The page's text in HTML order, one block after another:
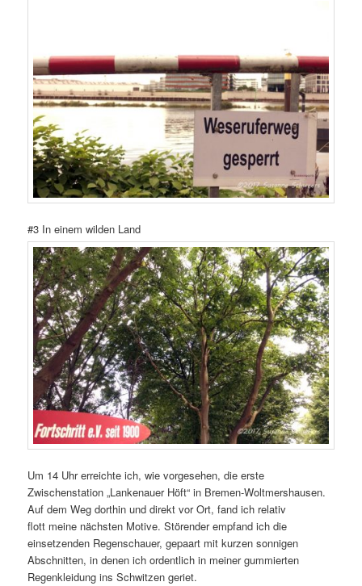
#3 In einem wilden Land
Um 14 Uhr erreichte ich, wie vorgesehen, die erste
Zwischenstation „Lankenauer Höft“ in Bremen-Woltmershausen.
Auf dem Weg dorthin und direkt vor Ort, fand ich relativ
flott meine nächsten Motive. Störender empfand ich die
einsetzenden Regenschauer, gepaart mit kurzen sonnigen
Abschnitten, in denen ich ordentlich in meiner gummierten
Regenkleidung ins Schwitzen geriet.